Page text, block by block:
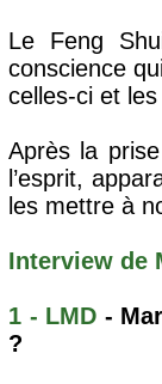
Le Feng
conscience
celles-ci et
Après la
l’esprit,
les mettre à
Interview de
1 - LMD -
?